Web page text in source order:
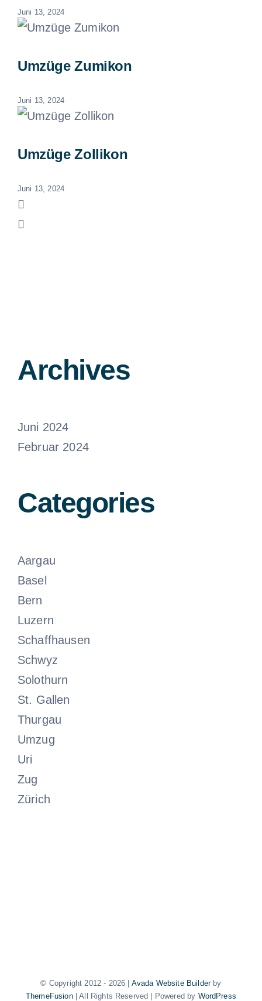
Juni 13, 2024
Umzüge Zumikon
Juni 13, 2024
Umzüge Zollikon
Juni 13, 2024
Archives
Juni 2024
Februar 2024
Categories
Aargau
Basel
Bern
Luzern
Schaffhausen
Schwyz
Solothurn
St. Gallen
Thurgau
Umzug
Uri
Zug
Zürich
© Copyright 2012 - 2026 | Avada Website Builderby
ThemeFusion| All Rights Reserved | Powered by WordPress